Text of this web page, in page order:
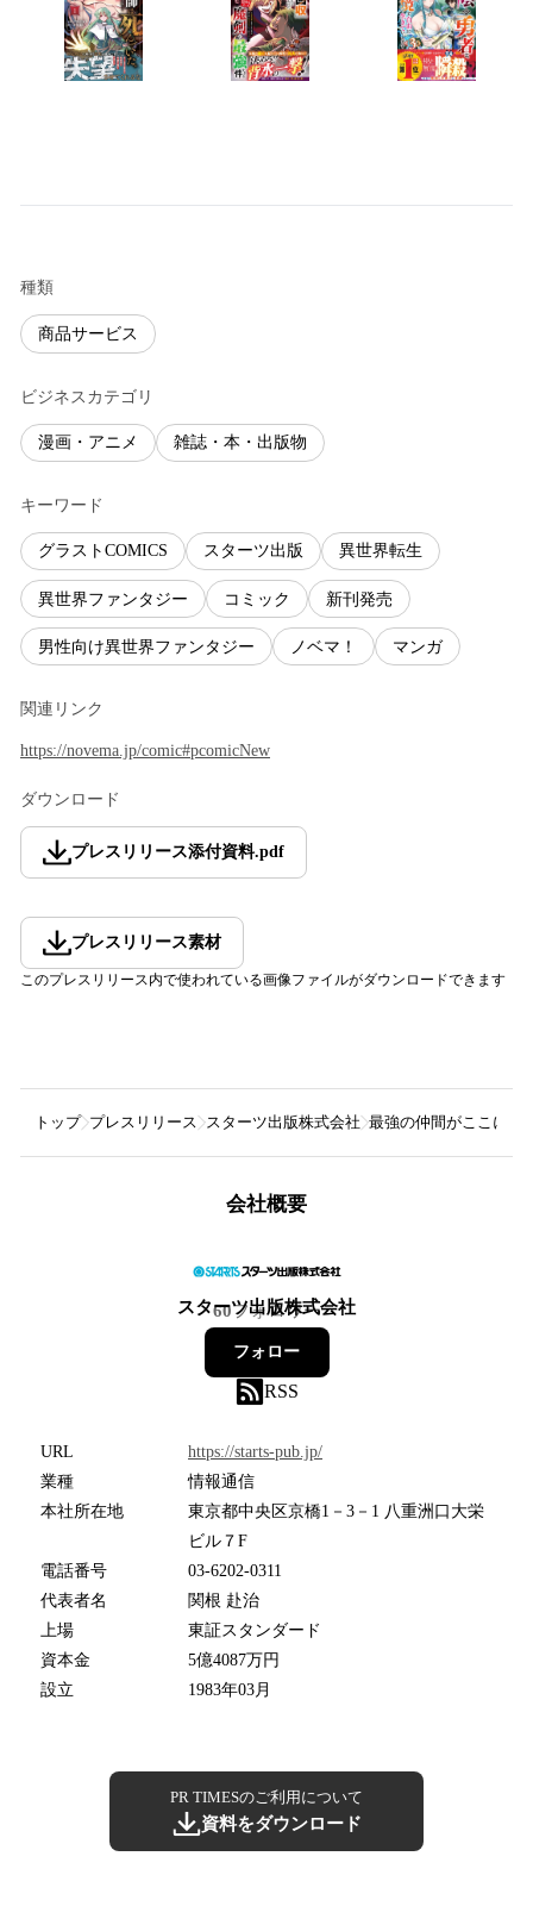
種類
商品サービス
ビジネスカテゴリ
漫画・アニメ 雑誌・本・出版物
キーワード
グラストCOMICS スターツ出版 異世界転生
異世界ファンタジー コミック 新刊発売
男性向け異世界ファンタジー ノベマ！ マンガ
関連リンク
https://novema.jp/comic#pcomicNew
ダウンロード
プレスリリース添付資料.pdf
プレスリリース素材
このプレスリリース内で使われている画像ファイルがダウンロードできます
トップ プレスリリース スターツ出版株式会社 最強の仲間がここに！
会社概要
スターツ出版株式会社
60フォロワー
フォロー
RSS
URL
https://starts-pub.jp/
業種
情報通信
本社所在地
東京都中央区京橋1－3－1 八重洲口大栄
ビル７F
電話番号
03-6202-0311
代表者名
関根 赴治
上場
東証スタンダード
資本金
5億4087万円
設立
1983年03月
PR TIMESのご利用について
資料をダウンロード